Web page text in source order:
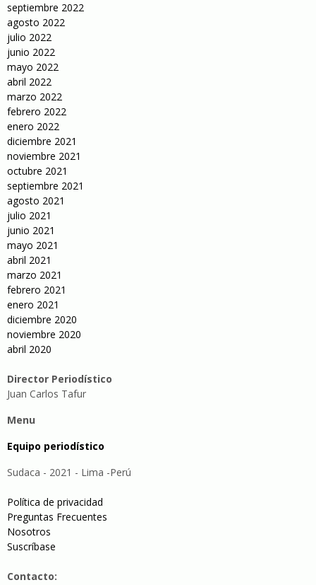
septiembre 2022
agosto 2022
julio 2022
junio 2022
mayo 2022
abril 2022
marzo 2022
febrero 2022
enero 2022
diciembre 2021
noviembre 2021
octubre 2021
septiembre 2021
agosto 2021
julio 2021
junio 2021
mayo 2021
abril 2021
marzo 2021
febrero 2021
enero 2021
diciembre 2020
noviembre 2020
abril 2020
Director Periodístico
Juan Carlos Tafur
Menu
Equipo periodístico
Sudaca - 2021 - Lima -Perú
Política de privacidad
Preguntas Frecuentes
Nosotros
Suscríbase
Contacto: